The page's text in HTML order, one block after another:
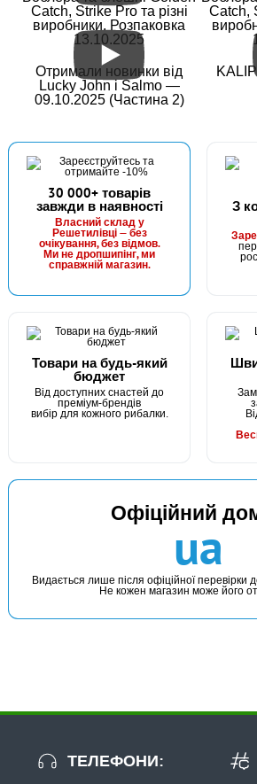
Грузило "Дроп-шот" -
#ZPD-12G-50
8 грн
КУПИТИ
Грузило "Дроп-шот" -
КУПИТИ
Catch, Strike Pro та різні
виробники. Розпаковка
13.10.2025
Catch,
Отримали новинки від
Lucky John і Salmo —
09.10.2025 (Частина 2)
30 000+ товарів
завжди в наявності
Власний склад у
Решетилівці — без
очікування, без відмов.
Ми не дропшипінг, ми
справжній магазин.
З
Товари на будь-який
бюджет
Від доступних снастей до
преміум-брендів
вибір для кожного рибалки.
Офіційний
ua
Видається лише після офіційної
Не кожен магазин може його
ТЕЛЕФОНИ: